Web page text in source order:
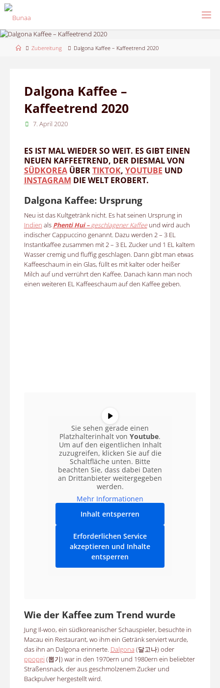
Skip
to
HomeZubereitung Dalgona Kaffee – Kaffeetrend 2020
Dalgona Kaffee –
Kaffeetrend 2020
7. April 2020
ES IST MAL WIEDER SO WEIT. ES GIBT EINEN
NEUEN KAFFEETREND, DER DIESMAL VON
SÜDKOREAÜBERTIKTOK, YOUTUBE UND
INSTAGRAM DIE WELT EROBERT.
Dalgona Kaffee: Ursprung
Neu ist das Kultgetränk nicht. Es hat seinen Ursprung in
Indien als Phenti Hui –geschlagener Kaffeeund wird auch
indischer Cappuccino genannt. Dazu werden 2 – 3 EL
Instantkaffee zusammen mit 2 – 3 EL Zucker und 1 EL kaltem
Wasser cremig und fluffig geschlagen. Dann gibt man etwas
Kaffeeschaum in ein Glas, füllt es mit kalter oder heißer
Milch auf und verrührt den Kaffee. Danach kann man noch
einen weiteren EL Kaffeeschaum auf den Kaffee geben.
Sie sehen gerade einen
Platzhalterinhalt von Youtube.
Um auf den eigentlichen Inhalt
zuzugreifen, klicken Sie auf die
Schaltfläche unten. Bitte
beachten Sie, dass dabei Daten
an Drittanbieter weitergegeben
werden.
Mehr Informationen
Inhalt entsperren
Erforderlichen Service
akzeptieren und Inhalte
entsperren
Wie der Kaffee zum Trend wurde
Jung Il-woo, ein südkoreanischer Schauspieler, besuchte in
Macau ein Restaurant, wo ihm ein Getränk serviert wurde,
das ihn an Dalgona erinnerte. Dalgona (달고나) oder
ppopgi (뽑기) war in den 1970ern und 1980ern ein beliebter
Straßensnack, der aus geschmolzenem Zucker und
Backpulver hergestellt wird.